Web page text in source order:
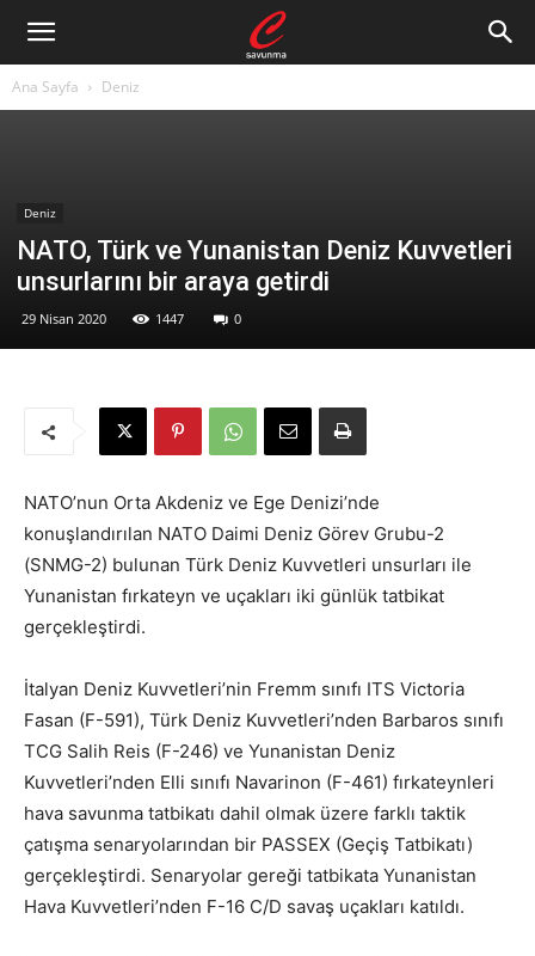
Ana Sayfa Deniz
Deniz
NATO, Türk ve Yunanistan Deniz Kuvvetleri
unsurlarını bir araya getirdi
29 Nisan 2020 1447 0
NATO’nun Orta Akdeniz ve Ege Denizi’nde
konuşlandırılan NATO Daimi Deniz Görev Grubu-2
(SNMG-2) bulunan Türk Deniz Kuvvetleri unsurları ile
Yunanistan fırkateyn ve uçakları iki günlük tatbikat
gerçekleştirdi.
İtalyan Deniz Kuvvetleri’nin Fremm sınıfı ITS Victoria
Fasan (F-591), Türk Deniz Kuvvetleri’nden Barbaros sınıfı
TCG Salih Reis (F-246) ve Yunanistan Deniz
Kuvvetleri’nden Elli sınıfı Navarinon (F-461) fırkateynleri
hava savunma tatbikatı dahil olmak üzere farklı taktik
çatışma senaryolarından bir PASSEX (Geçiş Tatbikatı)
gerçekleştirdi. Senaryolar gereği tatbikata Yunanistan
Hava Kuvvetleri’nden F-16 C/D savaş uçakları katıldı.